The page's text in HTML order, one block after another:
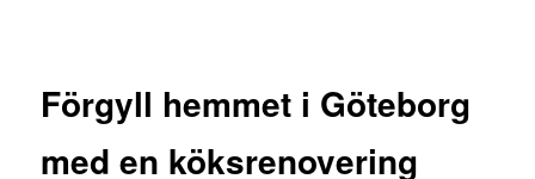
Förgyll hemmet i Göteborg
med en köksrenovering